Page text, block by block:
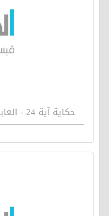
حكاية آية 24 - العابد الذي اتبع هواه